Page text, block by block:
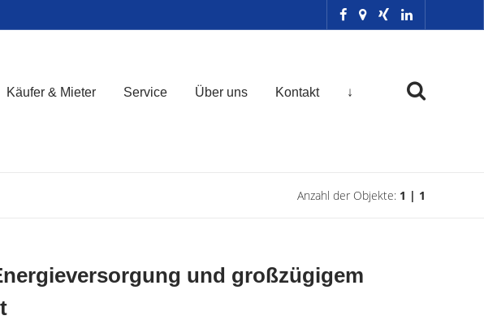
Käufer & Mieter Service Über uns Kontakt ↓
Anzahl der Objekte: 1 | 1
und großzügigem